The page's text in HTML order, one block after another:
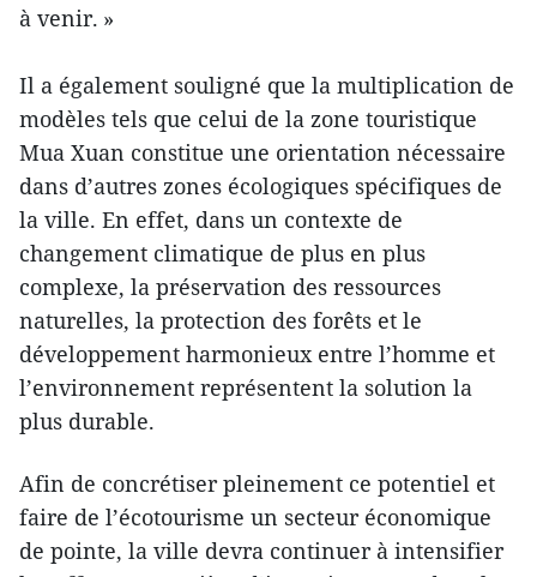
à venir. »
Il a également souligné que la multiplication de
modèles tels que celui de la zone touristique
Mua Xuan constitue une orientation nécessaire
dans d’autres zones écologiques spécifiques de
la ville. En effet, dans un contexte de
changement climatique de plus en plus
complexe, la préservation des ressources
naturelles, la protection des forêts et le
développement harmonieux entre l’homme et
l’environnement représentent la solution la
plus durable.
Afin de concrétiser pleinement ce potentiel et
faire de l’écotourisme un secteur économique
de pointe, la ville devra continuer à intensifier